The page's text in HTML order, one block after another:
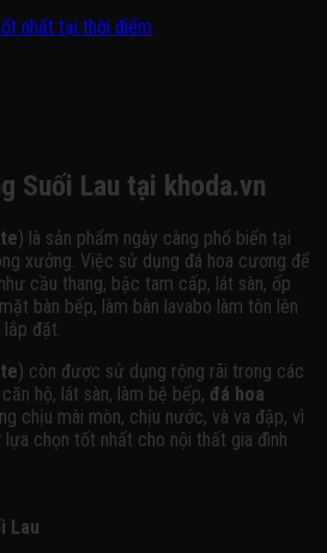
nhất tại thời điểm
Suối Lau tại khoda.vn
) là sản phẩm ngày càng phổ biến tại
xưởng. Việc sử dụng đá hoa cương để
cầu thang, bậc tam cấp, lát sàn, ốp
bàn bếp, làm bàn lavabo làm tôn lên
đặt.
) còn được sử dụng rộng rãi trong các
hộ, lát sàn, làm bệ bếp, đá hoa
chịu mài mòn, chịu nước, và va đập, vì
chọn tốt nhất cho nội thất gia đình
Lau